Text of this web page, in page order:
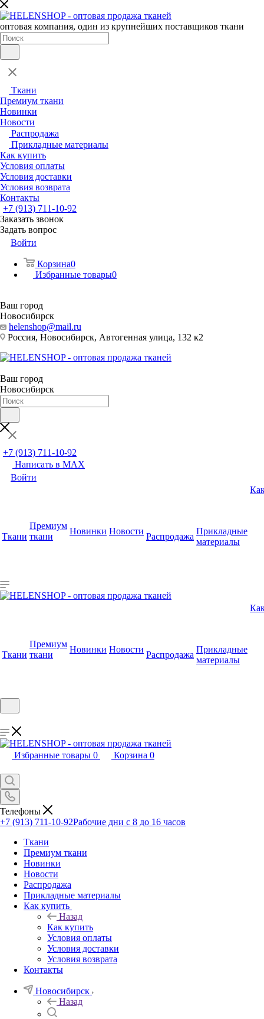
оптовая компания, один из крупнейших поставщиков ткани
Ткани
Премиум ткани
Новинки
Новости
Распродажа
Прикладные материалы
Как купить
Условия оплаты
Условия доставки
Условия возврата
Контакты
+7 (913) 711-10-92
Заказать звонок
Задать вопрос
Войти
Корзина0
Избранные товары0
Ваш город
Новосибирск
helenshop@mail.ru
Россия, Новосибирск, Автогенная улица, 132 к2
Ваш город
Новосибирск
+7 (913) 711-10-92
Написать в MAX
Войти
Ткани
Премиум
ткани
Новинки Новости
Распродажа
Прикладные
материалы
Ткани
Премиум
ткани
Новинки Новости
Распродажа
Прикладные
материалы
Избранные товары 0 Корзина 0
Телефоны
+7 (913) 711-10-92Рабочие дни с 8 до 16 часов
Ткани
Премиум ткани
Новинки
Новости
Распродажа
Прикладные материалы
Как купить
Назад
Как купить
Условия оплаты
Условия доставки
Условия возврата
Контакты
Новосибирск
Назад